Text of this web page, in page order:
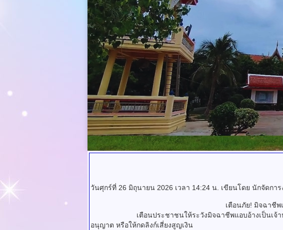
วันศุกร์ที่ 26 มิถุนายน 2026 เวลา 14:24 น. เขียนโดย นักจัดกา
เตือนภัย! มิจฉาชีพ
เตือนประชาชนให้ระวังมิจฉาชีพแอบอ้างเป็นเจ้าหน้าที่
อนุญาต หรือให้กดลิงก์เสี่ยงสูญเงิน